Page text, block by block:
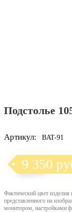
Подстолье
Артикул: BAT-91
9 350
Фактический цвет изделия
представленного на
монитором, настройками